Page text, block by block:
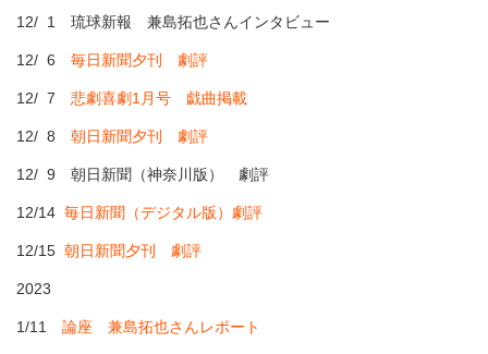
12/ 1 琉球新報 兼島拓也さんインタビュー
12/ 6 毎日新聞夕刊 劇評
12/ 7 悲劇喜劇1月号 戯曲掲載
12/ 8 朝日新聞夕刊 劇評
12/ 9 朝日新聞（神奈川版） 劇評
12/14 毎日新聞（デジタル版）劇評
12/15 朝日新聞夕刊 劇評
2023
1/11 論座 兼島拓也さんレポート